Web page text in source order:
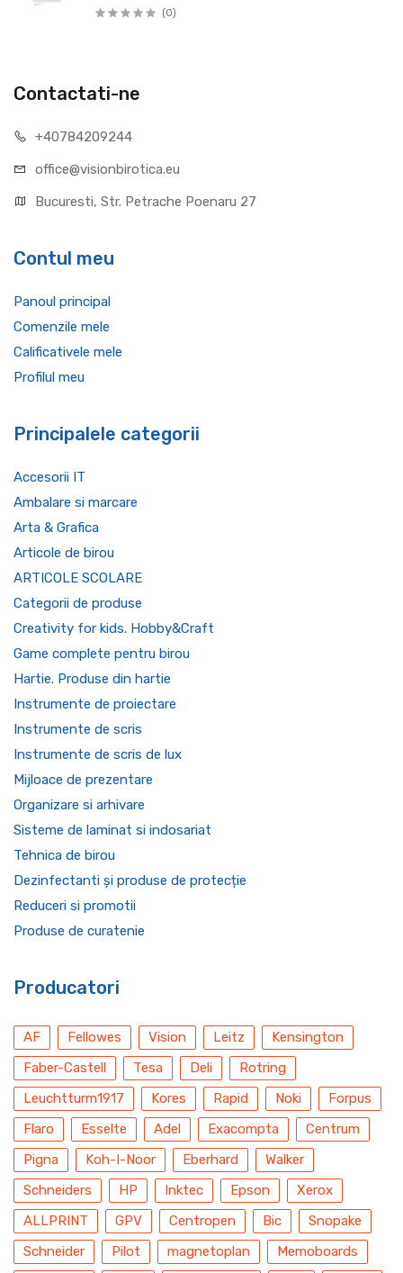
(0)
Contactati-ne
+40784209244
office@visionbirotica.eu
Bucuresti, Str. Petrache Poenaru 27
Contul meu
Panoul principal
Comenzile mele
Calificativele mele
Profilul meu
Principalele categorii
Accesorii IT
Ambalare si marcare
Arta & Grafica
Articole de birou
ARTICOLE SCOLARE
Categorii de produse
Creativity for kids. Hobby&Craft
Game complete pentru birou
Hartie. Produse din hartie
Instrumente de proiectare
Instrumente de scris
Instrumente de scris de lux
Mijloace de prezentare
Organizare si arhivare
Sisteme de laminat si indosariat
Tehnica de birou
Dezinfectanti și produse de protecție
Reduceri si promotii
Produse de curatenie
Producatori
AF Fellowes Vision Leitz
Kensington
Faber-Castell
Tesa Deli
Rotring
Leuchtturm1917
Kores Rapid Noki
Forpus
Flaro
Esselte Adel Exacompta
Centrum
Pigna
Koh-I-Noor Eberhard
Walker
Schneiders
HP Inktec Epson
Xerox
ALLPRINT
GPV Centropen Bic
Snopake
Schneider
Pilot magnetoplan Memoboards